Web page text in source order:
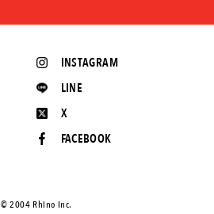
INSTAGRAM
LINE
X
FACEBOOK
©️ 2004 Rhino Inc.